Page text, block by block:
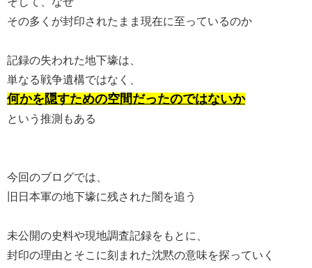
その多くが封印されたまま現在に至っているのか
記録の失われた地下壕は、
単なる戦争遺構ではなく、
何かを隠すための空間だったのではないか
という推測もある
今回のブログでは、
旧日本軍の地下壕に残された闇を追う
未公開の史料や現地調査記録をもとに、
封印の理由とそこに刻まれた沈黙の意味を探っていく